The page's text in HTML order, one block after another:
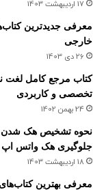
17 اردیبهشت 1403
معرفی جدیدترین
خارجی
26 دی 1403
کتاب مرجع کامل لغت
تخصصی و کاربردی
24 بهمن 1402
جلوگیری هک واتس اپ
18 اردیبهشت 1403
معرفی بهترین کتاب‌های